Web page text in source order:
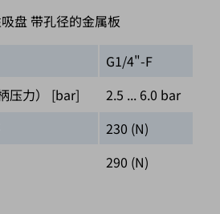
盘 带孔径的金属板
G1/4"-F
压力） [bar]
2.5 ... 6.0 bar
230 (N)
290 (N)